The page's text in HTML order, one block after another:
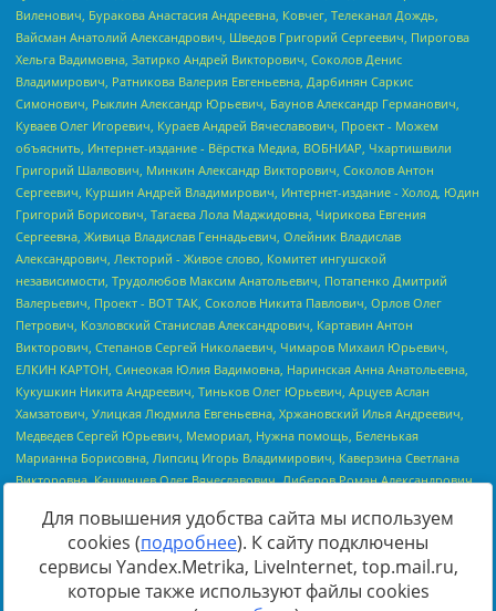
Источник:https://minjust.gov.ru/uploaded/files/reestr-
inostrannyih-agentov-22-03-2024.pdfданные на22.03.2024
Для повышения удобства сайта мы используем
cookies (подробнее). К сайту подключены
сервисы Yandex.Metrika, LiveInternet, top.mail.ru,
которые также используют файлы cookies